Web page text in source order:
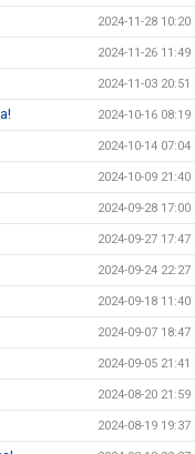
2024-11-28 10:20
2024-11-26 11:49
2024-11-03 20:51
2024-10-16 08:19
2024-10-14 07:04
2024-10-09 21:40
2024-09-28 17:00
2024-09-27 17:47
2024-09-24 22:27
2024-09-18 11:40
2024-09-07 18:47
2024-09-05 21:41
2024-08-20 21:59
2024-08-19 19:37